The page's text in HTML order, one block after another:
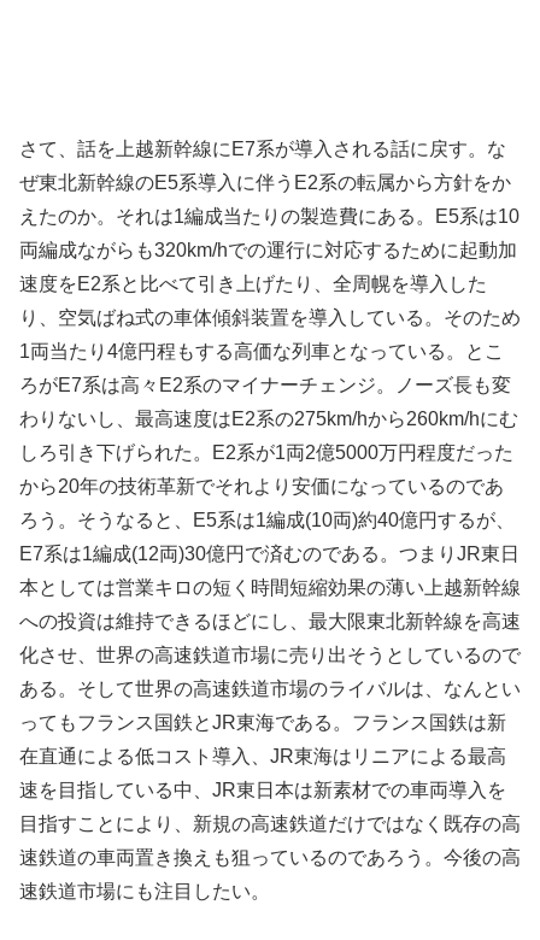
さて、話を上越新幹線にE7系が導入される話に戻す。な
ぜ東北新幹線のE5系導入に伴うE2系の転属から方針をか
えたのか。それは1編成当たりの製造費にある。E5系は10
両編成ながらも320km/hでの運行に対応するために起動加
速度をE2系と比べて引き上げたり、全周幌を導入した
り、空気ばね式の車体傾斜装置を導入している。そのため
1両当たり4億円程もする高価な列車となっている。とこ
ろがE7系は高々E2系のマイナーチェンジ。ノーズ長も変
わりないし、最高速度はE2系の275km/hから260km/hにむ
しろ引き下げられた。E2系が1両2億5000万円程度だった
から20年の技術革新でそれより安価になっているのであ
ろう。そうなると、E5系は1編成(10両)約40億円するが、
E7系は1編成(12両)30億円で済むのである。つまりJR東日
本としては営業キロの短く時間短縮効果の薄い上越新幹線
への投資は維持できるほどにし、最大限東北新幹線を高速
化させ、世界の高速鉄道市場に売り出そうとしているので
ある。そして世界の高速鉄道市場のライバルは、なんとい
ってもフランス国鉄とJR東海である。フランス国鉄は新
在直通による低コスト導入、JR東海はリニアによる最高
速を目指している中、JR東日本は新素材での車両導入を
目指すことにより、新規の高速鉄道だけではなく既存の高
速鉄道の車両置き換えも狙っているのであろう。今後の高
速鉄道市場にも注目したい。